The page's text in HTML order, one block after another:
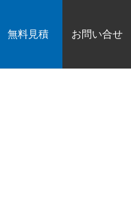
無料見積 お問い合せ